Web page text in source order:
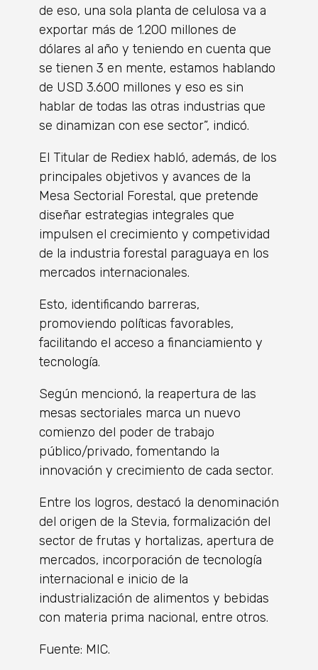
de eso, una sola planta de celulosa va a
exportar más de 1.200 millones de
dólares al año y teniendo en cuenta que
se tienen 3 en mente, estamos hablando
de USD 3.600 millones y eso es sin
hablar de todas las otras industrias que
se dinamizan con ese sector”, indicó.
El Titular de Rediex habló, además, de los
principales objetivos y avances de la
Mesa Sectorial Forestal, que pretende
diseñar estrategias integrales que
impulsen el crecimiento y competividad
de la industria forestal paraguaya en los
mercados internacionales.
Esto, identificando barreras,
promoviendo políticas favorables,
facilitando el acceso a financiamiento y
tecnología.
Según mencionó, la reapertura de las
mesas sectoriales marca un nuevo
comienzo del poder de trabajo
público/privado, fomentando la
innovación y crecimiento de cada sector.
Entre los logros, destacó la denominación
del origen de la Stevia, formalización del
sector de frutas y hortalizas, apertura de
mercados, incorporación de tecnología
internacional e inicio de la
industrialización de alimentos y bebidas
con materia prima nacional, entre otros.
Fuente: MIC.